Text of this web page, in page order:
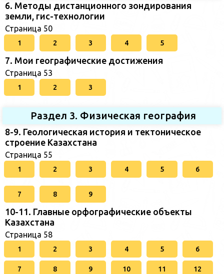
6. Методы дистанционного зондирования
земли, гис-технологии
Страница 50
1 2 3 4 5
7. Мои географические достижения
Страница 53
1 2 3
Раздел 3. Физическая география
8-9. Геологическая история и тектоническое
строение Казахстана
Страница 55
1 2 3 4 5 6
7 8 9
10-11. Главные орфографические объекты
Казахстана
Страница 58
1 2 3 4 5 6
7 8 9 10 11 12